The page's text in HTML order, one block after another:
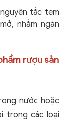
tắc tem
nhằm ngăn
rượu sản
nước hoặc
trong các loại